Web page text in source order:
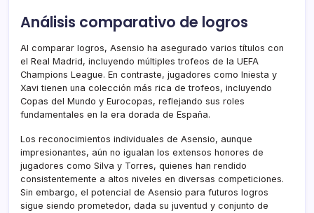
Análisis comparativo de logros
Al comparar logros, Asensio ha asegurado varios títulos con
el Real Madrid, incluyendo múltiples trofeos de la UEFA
Champions League. En contraste, jugadores como Iniesta y
Xavi tienen una colección más rica de trofeos, incluyendo
Copas del Mundo y Eurocopas, reflejando sus roles
fundamentales en la era dorada de España.
Los reconocimientos individuales de Asensio, aunque
impresionantes, aún no igualan los extensos honores de
jugadores como Silva y Torres, quienes han rendido
consistentemente a altos niveles en diversas competiciones.
Sin embargo, el potencial de Asensio para futuros logros
sigue siendo prometedor, dada su juventud y conjunto de